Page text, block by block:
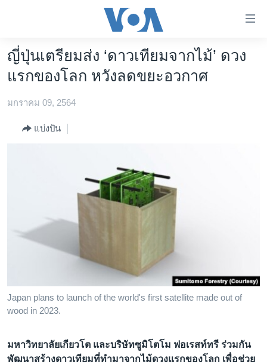
ต่อ
ข้าม
ไป
เนื้อหา
หน้าหลัก
โลก
เอเชีย
สหรัฐฯ
สังคมและสุขภาพ
ไลฟ์สไตล์
ตรวจสอบข่าว
พอดคาสต์
ญี่ปุ่นเตรียมส่ง ‘ดาวเทียมจากไม้’ ดวง
แรกของโลก หวังลดขยะอวกาศ
มกราคม 09, 2564
แบ่งปัน
Japan plans to launch of the world's first satellite made out of
wood in 2023.
มหาวิทยาลัยเกียวโต และบริษัทซูมิโตโม ฟอเรสท์ทรี ร่วมกัน
พัฒนาสร้างดาวเทียมที่ทำมาจากไม้ดวงแรกของโลก เพื่อช่วย